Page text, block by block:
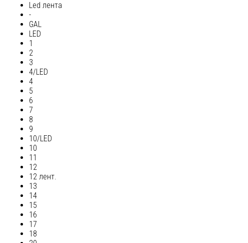
Led лента
-
GAL
LED
1
2
3
4/LED
4
5
6
7
8
9
10/LED
10
11
12
12 лент.
13
14
15
16
17
18